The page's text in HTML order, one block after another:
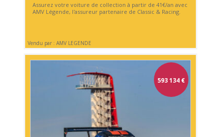
Assurez votre voiture de collection à partir de 41€/an avec
AMV Légende, l'assureur partenaire de Classic & Racing.
Vendu par : AMV LEGENDE
593 134€